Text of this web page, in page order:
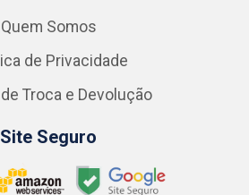
Quem Somos
de Privacidade
Troca e Devolução
Site Seguro